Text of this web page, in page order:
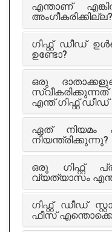
എന്താണ്
അംഗീകരിക്കില്ല?
ഗിഫ്റ്റ് ഡീഡ്
ഉണ്ടോ?
ഒരു
എന്ത് ഗിഫ്റ്റ്
ഏത് നിയമം
നിയന്ത്രിക്കുന്നു?
ഒരു ഗിഫ്റ്റ്
വ്യത്യാസം
ഗിഫ്റ്റ് ഡീഡ്
ഫീസ്